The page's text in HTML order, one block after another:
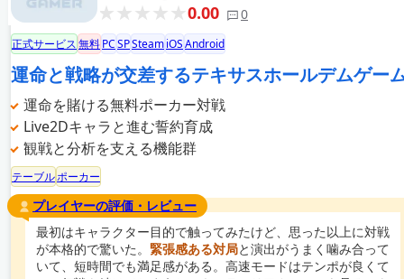
0.00 0
正式サービス無料PCSPSteamiOSAndroid
運命と戦略が交差するテキサスホールデムゲー
運命を賭ける無料ポーカー対戦
Live2Dキャラと進む誓約育成
観戦と分析を支える機能群
テーブルポーカー
プレイヤーの評価・レビュー
最初はキャラクター目的で触ってみたけど、思った以上に対戦
が本格的で驚いた。 緊張感ある対局と演出がうまく噛み合って
いて、短時間でも満足感がある。高速モードはテンポが良くて